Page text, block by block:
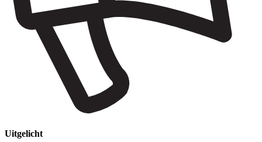
Uitgelicht